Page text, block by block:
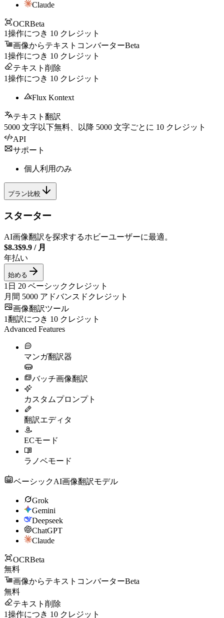
Claude
OCRBeta
1操作につき 10 クレジット
画像からテキストコンバーターBeta
1操作につき 10 クレジット
テキスト削除
1操作につき 10 クレジット
Flux Kontext
テキスト翻訳
5000 文字以下無料、以降 5000 文字ごとに 10 クレジット
API
サポート
個人利用のみ
プラン比較
スターター
AI画像翻訳を探求するホビーユーザーに最適。
$8.3$9.9 / 月
年払い
始める
1日 20 ベーシッククレジット
月間 5000 アドバンスドクレジット
画像翻訳ツール
1翻訳につき 10 クレジット
Advanced Features
マンガ翻訳器
バッチ画像翻訳
カスタムプロンプト
翻訳エディタ
ECモード
ラノベモード
ベーシックAI画像翻訳モデル
Grok
Gemini
Deepseek
ChatGPT
Claude
OCRBeta
無料
画像からテキストコンバーターBeta
無料
テキスト削除
1操作につき 10 クレジット